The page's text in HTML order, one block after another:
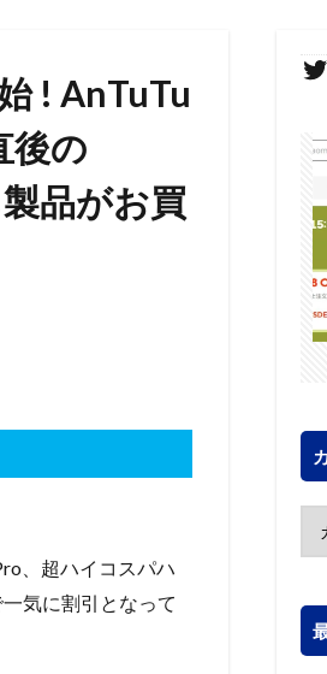
! AnTuTu
後の
品がお買
、超ハイコスパハ
気に割引となって